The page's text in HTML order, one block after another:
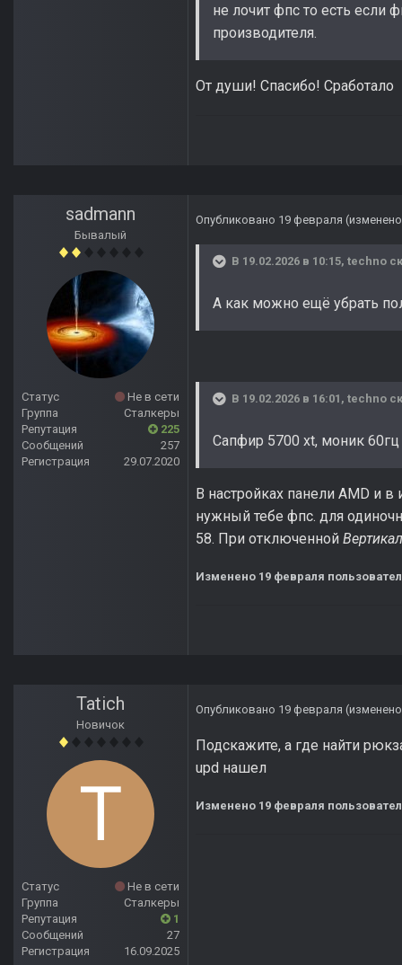
не лочит фпс то есть если
производителя.
От души! Спасибо! Сработало
sadmann
Бывалый
Статус
Не в сети
Группа
Сталкеры
Репутация
225
Сообщений
257
Регистрация
29.07.2020
Опубликовано 19 февраля
В 19.02.2026 в 10:15, techno
А как можно ещё убрать
В 19.02.2026 в 16:01, techno
Сапфир 5700 xt, моник 60гц
В настройках панели AMD и
нужный тебе фпс. для
58. При отключенной
Изменено 19 февраля
Tatich
Новичок
Статус
Не в сети
Группа
Сталкеры
Репутация
1
Сообщений
27
Регистрация
16.09.2025
Опубликовано 19 февраля
Подскажите, а где найти
upd нашел
Изменено 19 февраля